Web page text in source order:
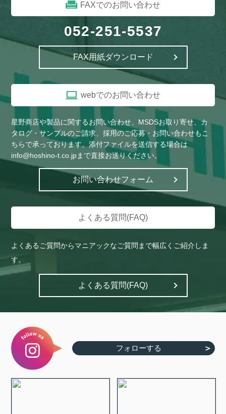
FAXでのお問い合わせ
052-251-5537
FAX用紙ダウンロード
webでのお問い合わせ
星野商店や製品に関するお問い合わせ、MSDSお取り寄せ、カ
タログ・サンプルのご請求、採用のご応募・お問い合わせもこ
ちらで承っております。添付ファイルを送信する場合は
info@hoshino-t.co.jpまで直接お送りください。
お問い合わせフォーム
よくある質問(FAQ)
よくあるご質問からマニアックなご質問まで幅広くご紹介しま
す。
よくある質問(FAQ)
フォローする